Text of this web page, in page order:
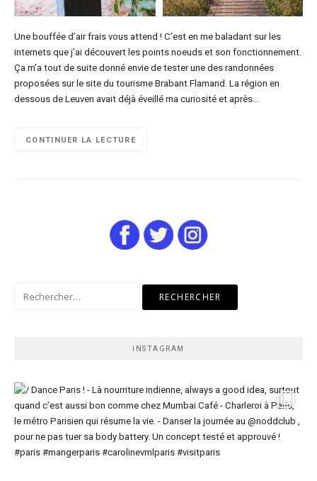
Une bouffée d’air frais vous attend ! C’est en me baladant sur les
internets que j’ai découvert les points noeuds et son fonctionnement.
Ça m’a tout de suite donné envie de tester une des randonnées
proposées sur le site du tourisme Brabant Flamand. La région en
dessous de Leuven avait déjà éveillé ma curiosité et après…
CONTINUER LA LECTURE
INSTAGRAM